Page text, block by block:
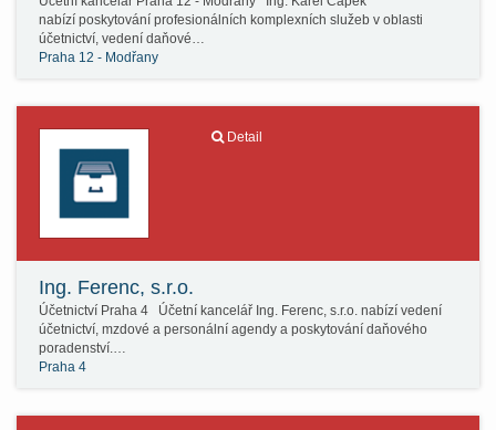
nabízí poskytování profesionálních komplexních služeb v oblasti
účetnictví, vedení daňové…
Praha 12 - Modřany
Detail
Ing. Ferenc, s.r.o.
Účetnictví Praha 4 Účetní kancelář Ing. Ferenc, s.r.o. nabízí vedení
účetnictví, mzdové a personální agendy a poskytování daňového
poradenství.…
Praha 4